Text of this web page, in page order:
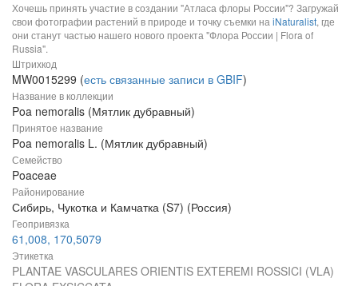
Хочешь принять участие в создании "Атласа флоры России"? Загружай
свои фотографии растений в природе и точку съемки на iNaturalist, где
они станут частью нашего нового проекта "Флора России | Flora of
Russia".
Штрихкод
MW0015299 (есть связанные записи в GBIF)
Название в коллекции
Poa nemoralis (Мятлик дубравный)
Принятое название
Poa nemoralis L. (Мятлик дубравный)
Семейство
Poaceae
Районирование
Сибирь, Чукотка и Камчатка (S7) (Россия)
Геопривязка
61,008, 170,5079
Этикетка
PLANTAE VASCULARES ORIENTIS EXTEREMI ROSSICI (VLA)